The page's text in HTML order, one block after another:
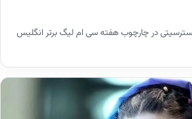
در چارچوب هفته سی ام لیگ برتر انگلیس